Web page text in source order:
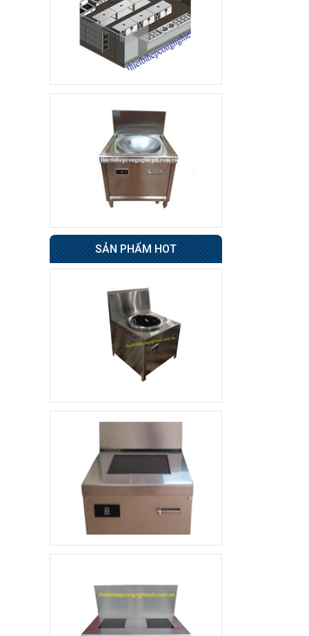
Tủ sấy cốc
8.500.000 đ
7.800.000 đ
Không áp
dụng
Tủ đông 6 cánh
Giá : 31.500.000 đ
Không áp
dụng
Tủ nửa đông nửa mát
49.000.000 đ
48.500.000 đ
Không áp
Còn hàng
Xe đẩy hàng inox 1
tầng
4.800.000 đ
3.500.000 đ
Không áp
10.000.000 đ
8.900.000 đ
Không áp
Còn hàng
Khay ăn Inox
85.000 đ
dụng
Máy sấy hoa quả
SẢN PHẨM HOT